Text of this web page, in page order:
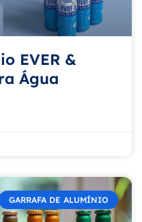
EVER &
Água
GARRAFA DE ALUMÍNIO